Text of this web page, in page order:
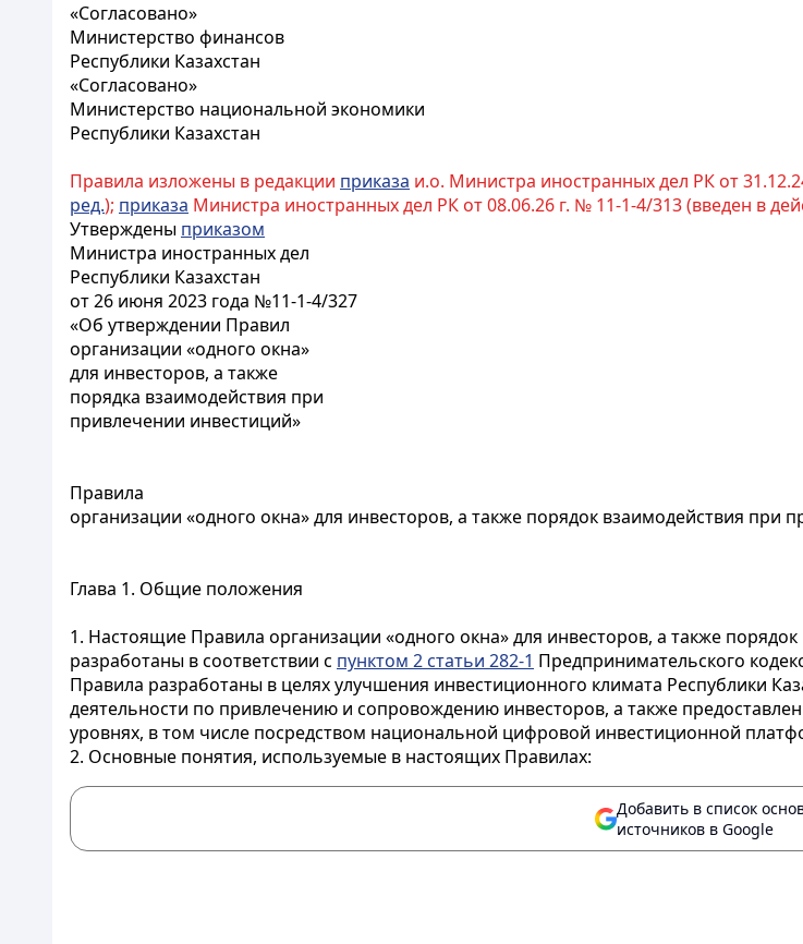
«Согласовано»
Министерство финансов
Республики Казахстан
«Согласовано»
Министерство национальной экономики
Республики Казахстан
Правила изложены в редакции приказа и.о. Министра иностранных дел РК от
ред.); приказа Министра иностранных дел РК от 08.06.26 г. № 11-1-4/313 (введен в
Утверждены приказом
Министра иностранных дел
Республики Казахстан
от 26 июня 2023 года №11-1-4/327
«Об утверждении Правил
организации «одного окна»
для инвесторов, а также
порядка взаимодействия при
привлечении инвестиций»
Правила
организации «одного окна» для инвесторов, а также порядок взаимодействия при
Глава 1. Общие положения
1. Настоящие Правила организации «одного окна» для инвесторов, а также
разработаны в соответствии с пунктом 2 статьи 282-1 Предпринимательского
Правила разработаны в целях улучшения инвестиционного климата Республики
деятельности по привлечению и сопровождению инвесторов, а также
уровнях, в том числе посредством национальной цифровой инвестиционной
2. Основные понятия, используемые в настоящих Правилах:
Добавить в список
источников в Google